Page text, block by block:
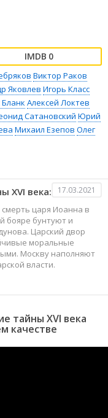
0
Виктор Раков
Яковлев Игорь Класс
Алексей Локтев
Сатановский Юрий
Михаил Езепов Олег
XVI века: 17.03.2021
царя Иоанна в
бояре бунтуют и
Царский двор
моральные
Москву наполняют
власти.
тайны XVI века
качестве